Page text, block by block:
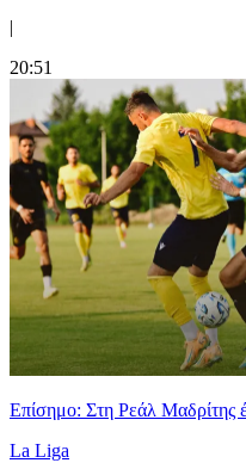
|
20:51
Επίσημο: Στη Ρεάλ Μαδρίτης
La Liga